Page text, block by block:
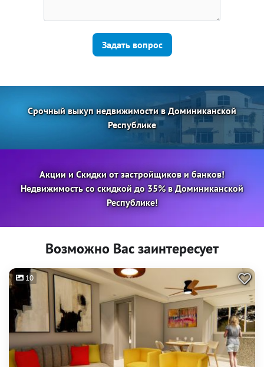
Задать вопрос
Срочный выкуп недвижимости в Доминиканской
Республике
Акции и Скидки от застройщиков и банков!
Недвижимость со скидкой до 35% в Доминиканской
Республике!
Возможно Вас заинтересует
10